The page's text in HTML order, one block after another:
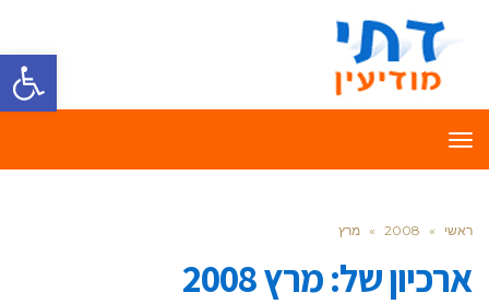
פתח
תפריט
ראשי »
2008
» מרץ
ארכיון של:מרץ 2008